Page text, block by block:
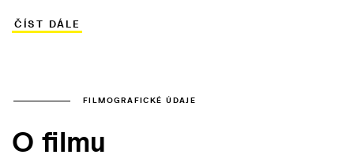
přižení do rodiny mocného straníka – podnikového
zabití… V příběhu pojatém jako Luďkova retrospektiva
důstojným hereckým protivníkem Radoslava
ČÍST DÁLE
FILMOGRAFICKÉ ÚDAJE
O filmu